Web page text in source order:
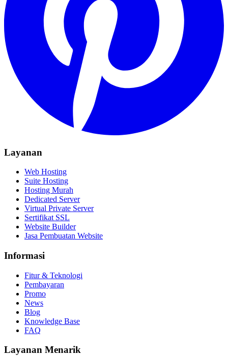
Layanan
Web Hosting
Suite Hosting
Hosting Murah
Dedicated Server
Virtual Private Server
Sertifikat SSL
Website Builder
Jasa Pembuatan Website
Informasi
Fitur & Teknologi
Pembayaran
Promo
News
Blog
Knowledge Base
FAQ
Layanan Menarik